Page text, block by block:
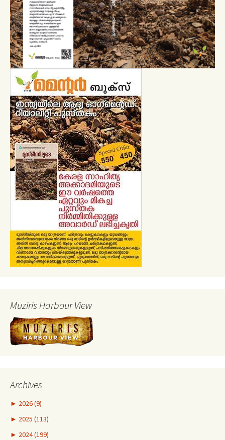
Muziris Harbour View
Archives
► 2026 (9)
► 2025 (113)
► 2024 (199)